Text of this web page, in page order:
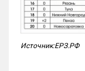
Источник:ЕРЗ.РФ